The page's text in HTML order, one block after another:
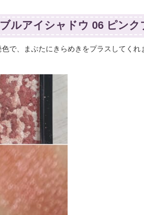
ルアイシャドウ 06 ピンク
で、まぶたにきらめきをプラスしてく